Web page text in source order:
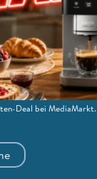
Deal bei MediaMarkt.